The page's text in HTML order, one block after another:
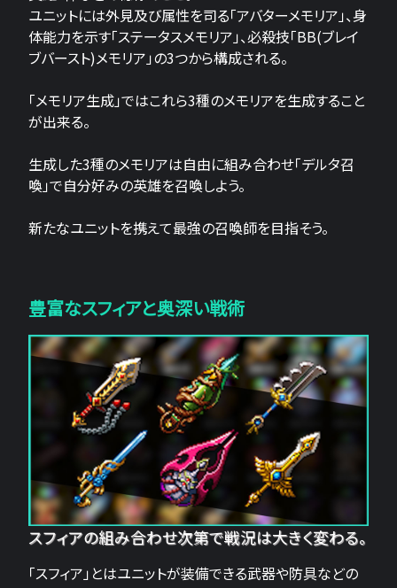
ユニットには外見及び属性を司る「アバターメモリア」、身
体能力を示す「ステータスメモリア」、必殺技「BB(ブレイ
ブバースト)メモリア」の3つから構成される。
「メモリア生成」ではこれら3種のメモリアを生成すること
が出来る。
生成した3種のメモリアは自由に組み合わせ「デルタ召
喚」で自分好みの英雄を召喚しよう。
新たなユニットを携えて最強の召喚師を目指そう。
豊富なスフィアと奥深い戦術
スフィアの組み合わせ次第で戦況は大きく変わる。
「スフィア」とはユニットが装備できる武器や防具などの